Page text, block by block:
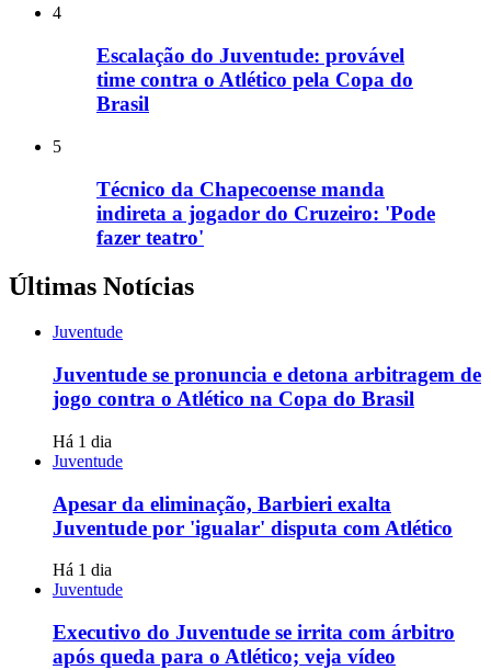
4
Escalação do Juventude: provável
time contra o Atlético pela Copa do
Brasil
5
Técnico da Chapecoense manda
indireta a jogador do Cruzeiro: 'Pode
fazer teatro'
Últimas Notícias
Juventude
Juventude se pronuncia e detona arbitragem de
jogo contra o Atlético na Copa do Brasil
Há 1 dia
Juventude
Apesar da eliminação, Barbieri exalta
Juventude por 'igualar' disputa com Atlético
Há 1 dia
Juventude
Executivo do Juventude se irrita com árbitro
após queda para o Atlético; veja vídeo